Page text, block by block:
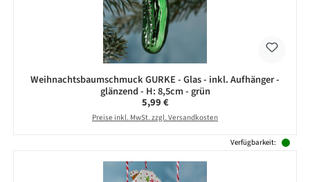
Weihnachtsbaumschmuck GURKE - Glas - inkl. Aufhänger -
glänzend - H: 8,5cm - grün
Regulärer Preis:
5,99 €
Preise inkl. MwSt. zzgl. Versandkosten
Verfügbarkeit: